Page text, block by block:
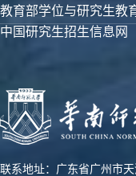
教育部学位与研究生教
中国研究生招生信息网
联系地址：广东省广州市